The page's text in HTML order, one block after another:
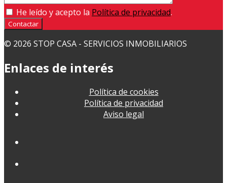
He leído y acepto la Política de privacidad.
Contactar
© 2026 STOP CASA - SERVICIOS INMOBILIARIOS
Enlaces de interés
Política de cookies
Política de privacidad
Aviso legal